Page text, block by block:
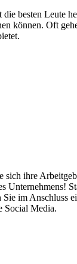
besten Leute
können. Oft
ihre
im
Social Media.